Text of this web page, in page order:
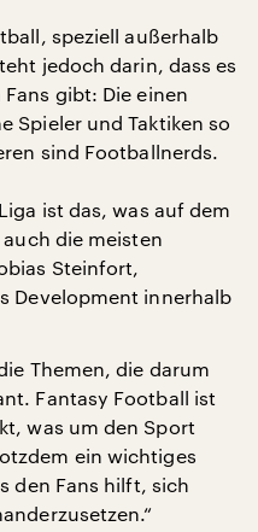
speziell außerhalb
jedoch darin, dass es
gibt: Die einen
Spieler und Taktiken so
sind Footballnerds.
ist das, was auf dem
die meisten
Steinfort,
Development innerhalb
Themen, die darum
Fantasy Football ist
was um den Sport
ein wichtiges
den Fans hilft, sich